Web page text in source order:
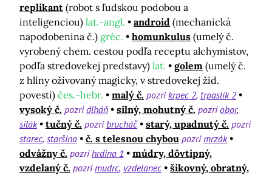
replikant (robot s ľudskou podobou a
inteligenciou) lat.-angl. android (mechanická
napodobenina č.) gréc. homunkulus (umelý č.
vyrobený chem. cestou podľa receptu alchymistov,
podľa stredovekej predstavy) lat. golem (umelý č.
z hliny oživovaný magicky, v stredovekej žid.
povesti) čes.-hebr. malý č. pozrikrpec 2 trpaslík 2
vysoký č. pozridlháň silný, mohutný č. pozriobor
silák
tučný č. pozribrucháč starý, upadnutý č. pozri
starec staršina č. s telesnou chybou pozrimrzák
odvážny č. pozrihrdina 1
múdry, dôvtipný,
vzdelaný č. pozrimudrc vzdelanec
šikovný, obratný,